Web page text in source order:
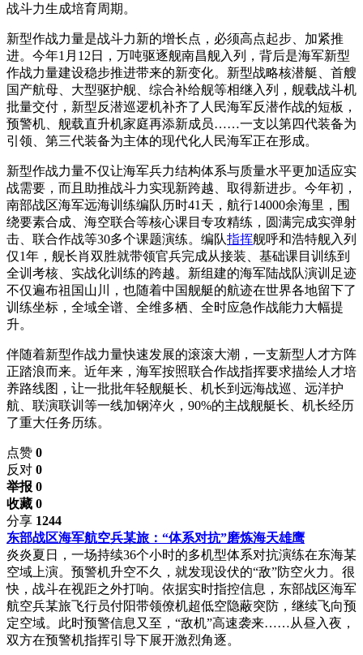
战斗力生成培育周期。
新型作战力量是战斗力新的增长点，必须高点起步、加紧推
进。今年1月12日，万吨驱逐舰南昌舰入列，背后是海军新型
作战力量建设稳步推进带来的新变化。新型战略核潜艇、首艘
国产航母、大型驱护舰、综合补给舰等相继入列，舰载战斗机
批量交付，新型反潜巡逻机补齐了人民海军反潜作战的短板，
预警机、舰载直升机家庭再添新成员……一支以第四代装备为
引领、第三代装备为主体的现代化人民海军正在形成。
新型作战力量不仅让海军兵力结构体系与质量水平更加适应实
战需要，而且助推战斗力实现新跨越、取得新进步。今年初，
南部战区海军远海训练编队历时41天，航行14000余海里，围
绕要素合成、海空联合等核心课目专攻精练，圆满完成实弹射
击、联合作战等30多个课题演练。编队指挥舰呼和浩特舰入列
仅1年，舰长肖双胜就带领官兵完成从接装、基础课目训练到
全训考核、实战化训练的跨越。新组建的海军陆战队演训足迹
不仅遍布祖国山川，也随着中国舰艇的航迹在世界各地留下了
训练坐标，全域全谱、全维多栖、全时应急作战能力大幅提
升。
伴随着新型作战力量快速发展的滚滚大潮，一支新型人才方阵
正踏浪而来。近年来，海军按照联合作战指挥要求描绘人才培
养路线图，让一批批年轻舰艇长、机长到远海战巡、远洋护
航、联演联训等一线加钢淬火，90%的主战舰艇长、机长经历
了重大任务历练。
点赞 0
反对 0
举报 0
收藏 0
分享 1244
东部战区海军航空兵某旅：“体系对抗”磨炼海天雄鹰
炎炎夏日，一场持续36个小时的多机型体系对抗演练在东海某
空域上演。预警机升空不久，就发现设伏的“敌”防空火力。很
快，战斗在视距之外打响。依据实时指控信息，东部战区海军
航空兵某旅飞行员付阳带领僚机超低空隐蔽突防，继续飞向预
定空域。此时预警信息又至，“敌机”高速袭来……从昼入夜，
双方在预警机指挥引导下展开激烈角逐。